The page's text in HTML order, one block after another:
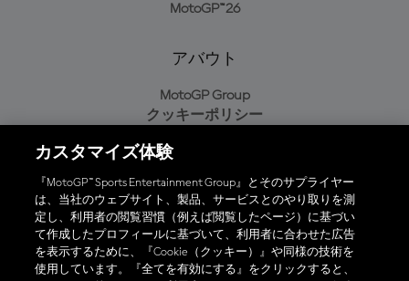
MotoGP™26
アバウト
MotoGP Group
クッキーポリシー
プライバシーポリシー
購入ポリシー
オフィシャルアプリ
カスタマイズ体験
『MotoGP™ Sports Entertainment Group』とそのサプライヤー
は、当社のウェブサイト、製品、サービスとのやり取りを測
定し、利用者の閲覧習慣（例えば閲覧したページ）に基づい
て作成したプロフィールに基づいて、利用者に合わせた広告
を表示するために、『Cookie（クッキー）』や同様の技術を
使用しています。『全てを有効にする』をクリックすると、